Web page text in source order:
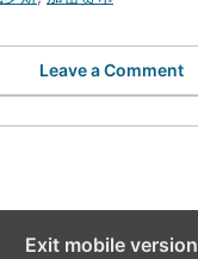
Leave a Comment
Exit mobile version